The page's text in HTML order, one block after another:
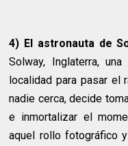
4) El astronauta de
Solway, Inglaterra,
localidad para pasar el
nadie cerca, decide
e inmortalizar el
aquel rollo fotográfico